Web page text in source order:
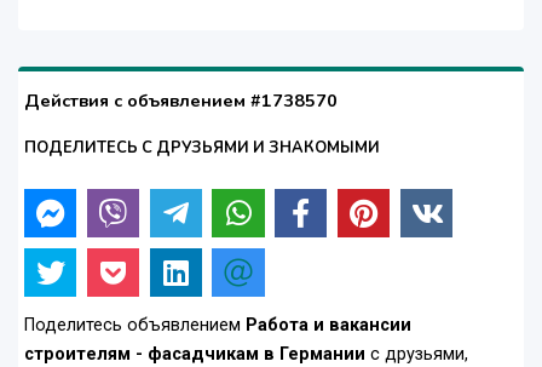
Действия с объявлением #1738570
ПОДЕЛИТЕСЬ С ДРУЗЬЯМИ И ЗНАКОМЫМИ
Поделитесь объявлением Работа и вакансии
строителям - фасадчикам в Германии с друзьями,